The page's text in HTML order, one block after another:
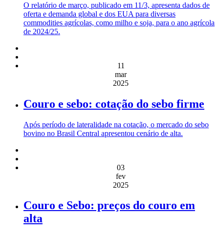
O relatório de março, publicado em 11/3, apresenta dados de
oferta e demanda global e dos EUA para diversas
commodities agrícolas, como milho e soja, para o ano agrícola
de 2024/25.
11
mar
2025
Couro e sebo: cotação do sebo firme
Após período de lateralidade na cotação, o mercado do sebo
bovino no Brasil Central apresentou cenário de alta.
03
fev
2025
Couro e Sebo: preços do couro em
alta